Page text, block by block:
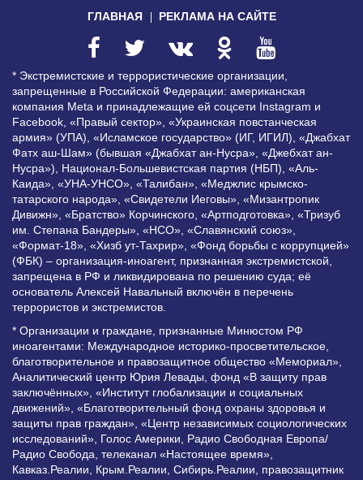
ГЛАВНАЯ РЕКЛАМА НА САЙТЕ
* Экстремистские и террористические организации,
запрещенные в Российской Федерации: американская
компания Meta и принадлежащие ей соцсети Instagram и
Facebook, «Правый сектор», «Украинская повстанческая
армия» (УПА), «Исламское государство» (ИГ, ИГИЛ), «Джабхат
Фатх аш-Шам» (бывшая «Джабхат ан-Нусра», «Джебхат ан-
Нусра»), Национал-Большевистская партия (НБП), «Аль-
Каида», «УНА-УНСО», «Талибан», «Меджлис крымско-
татарского народа», «Свидетели Иеговы», «Мизантропик
Дивижн», «Братство» Корчинского, «Артподготовка», «Тризуб
им. Степана Бандеры», «НСО», «Славянский союз»,
«Формат-18», «Хизб ут-Тахрир», «Фонд борьбы с коррупцией»
(ФБК) – организация-иноагент, признанная экстремистской,
запрещена в РФ и ликвидирована по решению суда; её
основатель Алексей Навальный включён в перечень
террористов и экстремистов.
* Организации и граждане, признанные Минюстом РФ
иноагентами: Международное историко-просветительское,
благотворительное и правозащитное общество «Мемориал»,
Аналитический центр Юрия Левады, фонд «В защиту прав
заключённых», «Институт глобализации и социальных
движений», «Благотворительный фонд охраны здоровья и
защиты прав граждан», «Центр независимых социологических
исследований», Голос Америки, Радио Свободная Европа/
Радио Свобода, телеканал «Настоящее время»,
Кавказ.Реалии, Крым.Реалии, Сибирь.Реалии, правозащитник